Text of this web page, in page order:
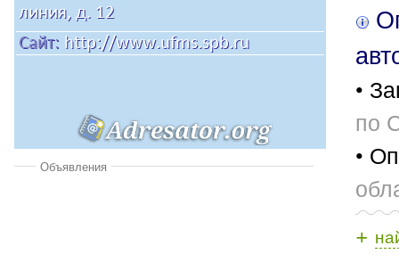
Объявления
•
по
•
+